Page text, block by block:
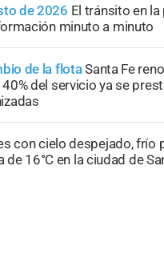
de 2026 El tránsito en
minuto a minuto
de la flotaSanta Fe
del servicio ya se
con cielo despejado, frío
de 16°C en la ciudad de